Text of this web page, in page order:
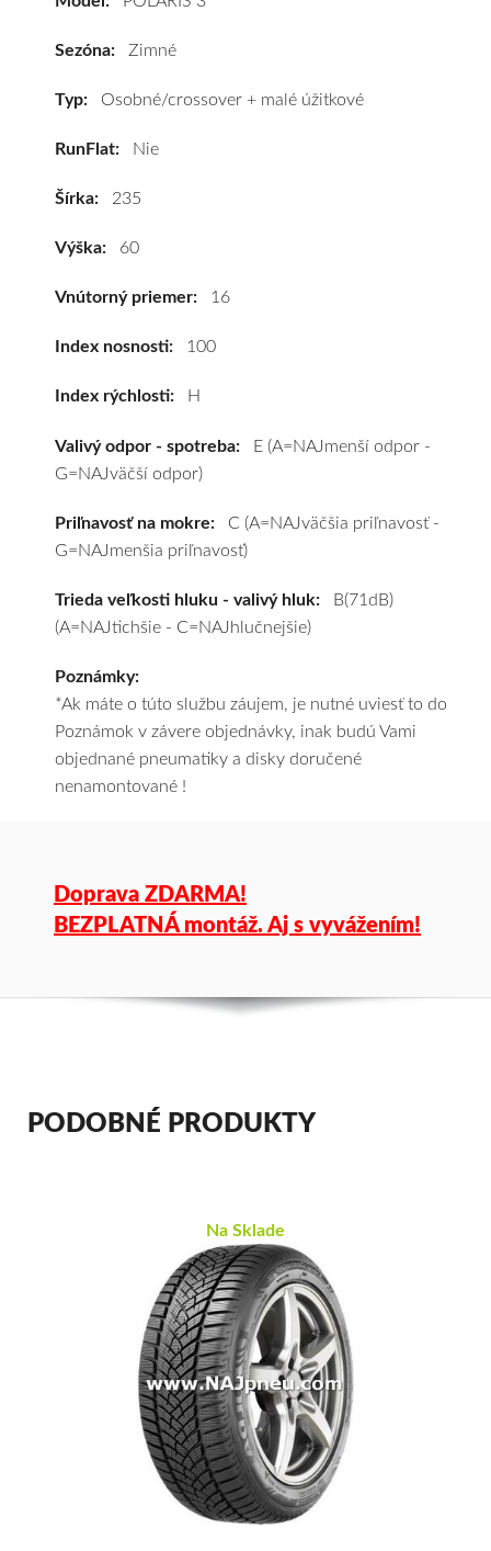
235/60
100H
kúpite
výhodnú
k
vám
obujeme
disky
podľa
pošleme
zadarmo.
Sezóna: Zimné
Typ: Osobné/crossover + malé úžitkové
RunFlat: Nie
Šírka: 235
Výška: 60
Vnútorný priemer: 16
Index nosnosti: 100
Index rýchlosti: H
Valivý odpor - spotreba: E (A=NAJmenší odpor -
G=NAJväčší odpor)
Priľnavosť na mokre: C (A=NAJväčšia priľnavosť -
G=NAJmenšia priľnavosť)
Trieda veľkosti hluku - valivý hluk: B(71dB)
(A=NAJtichšie - C=NAJhlučnejšie)
Poznámky:
*Ak máte o túto službu záujem, je nutné uviesť to do
Poznámok v závere objednávky, inak budú Vami
objednané pneumatiky a disky doručené
nenamontované !
Doprava ZDARMA!
BEZPLATNÁ montáž. Aj s vyvážením!
PODOBNÉ PRODUKTY
Na Sklade